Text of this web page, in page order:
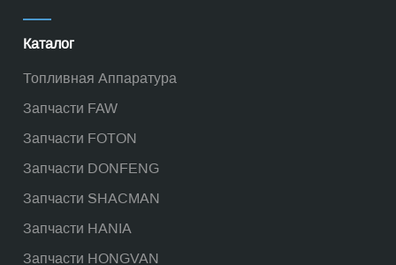
Каталог
Топливная Аппаратура
Запчасти FAW
Запчасти FOTON
Запчасти DONFENG
Запчасти SHACMAN
Запчасти HANIA
Запчасти HONGVAN